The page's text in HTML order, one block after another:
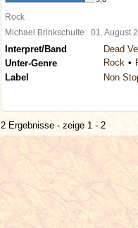
Rock
Michael Brinkschulte 01. August
Interpret/Band
Dead
Unter-Genre
Rock
Label
Non
2 Ergebnisse - zeige 1 - 2